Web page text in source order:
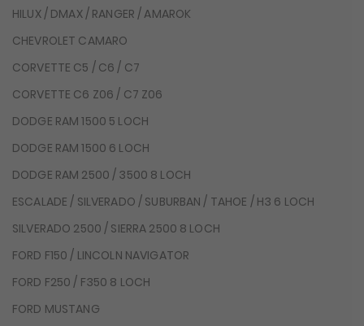
HILUX / DMAX / RANGER / AMAROK
CHEVROLET CAMARO
CORVETTE C5 / C6 / C7
CORVETTE C6 Z06 / C7 Z06
DODGE RAM 1500 5 LOCH
DODGE RAM 1500 6 LOCH
DODGE RAM 2500 / 3500 8 LOCH
ESCALADE / SILVERADO / SUBURBAN / TAHOE / H3 6 LOCH
SILVERADO 2500 / SIERRA 2500 8 LOCH
FORD F150 / LINCOLN NAVIGATOR
FORD F250 / F350 8 LOCH
FORD MUSTANG